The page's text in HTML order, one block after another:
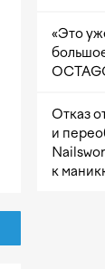
«Это
Отказ
и
к